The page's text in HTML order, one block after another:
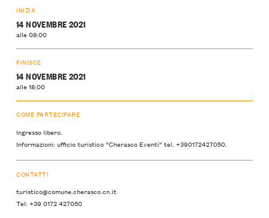
INIZIA
14 NOVEMBRE 2021
alle 08:00
FINISCE
14 NOVEMBRE 2021
alle 18:00
COME PARTECIPARE
Ingresso libero.
Informazioni: ufficio turistico “Cherasco Eventi” tel. +390172427050.
CONTATTI
turistico@comune.cherasco.cn.it
Tel: +39 0172 427050